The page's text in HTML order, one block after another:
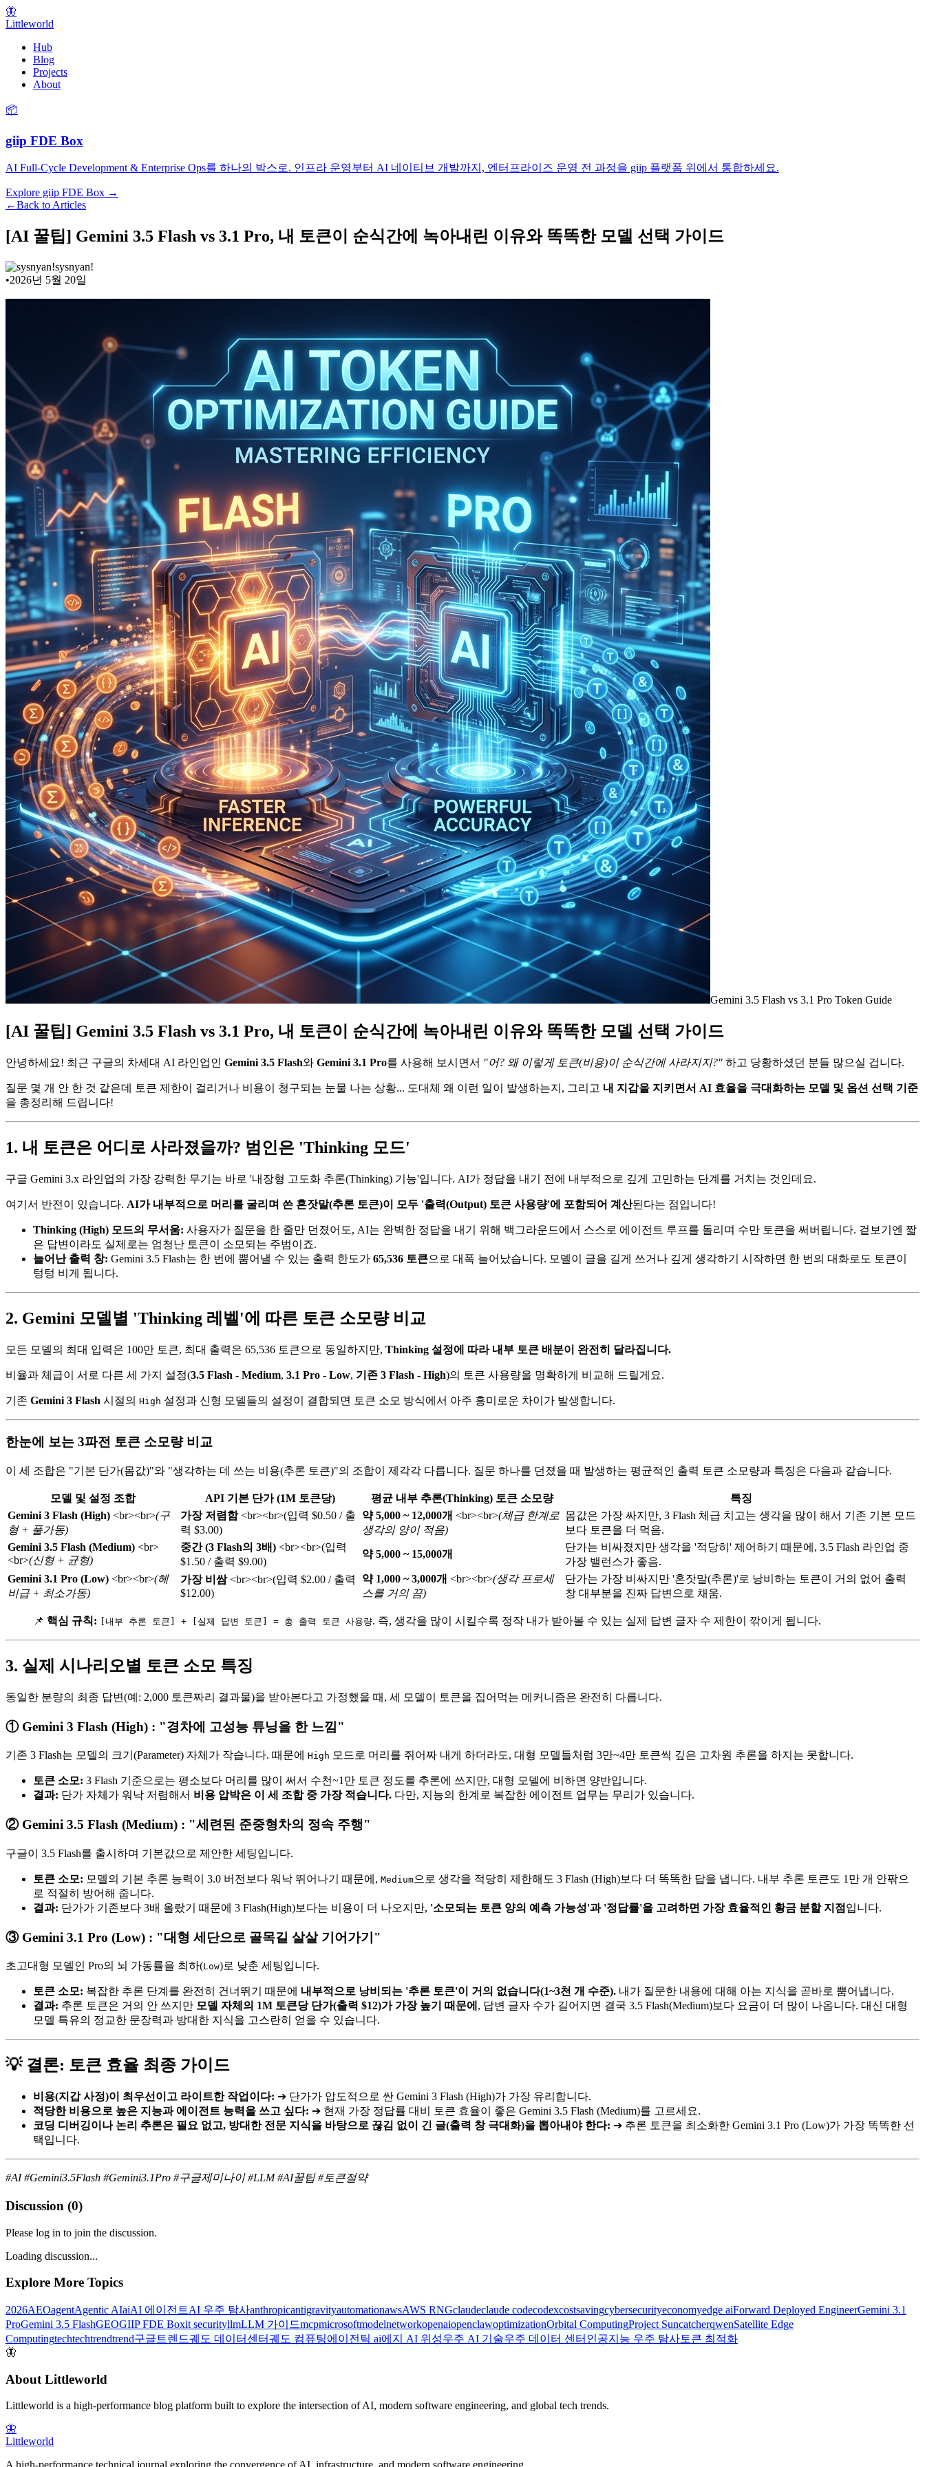
🦋
Littleworld
Hub
Blog
Projects
About
📦
giip FDE Box
AI Full-Cycle Development & Enterprise Ops를 하나의 박스로. 인프라 운영부터 AI 네이티브 개발까지, 엔터프라이즈 운영 전 과정을 giip 플랫폼 위에서 통합하세요.
Explore giip FDE Box →
←Back to Articles
[AI 꿀팁] Gemini 3.5 Flash vs 3.1 Pro, 내 토큰이 순식간에 녹아내린 이유와 똑똑한 모델 선택 가이드
sysnyan!
•2026년 5월 20일
Gemini 3.5 Flash vs 3.1 Pro Token Guide
[AI 꿀팁] Gemini 3.5 Flash vs 3.1 Pro, 내 토큰이 순식간에 녹아내린 이유와 똑똑한 모델 선택 가이드
안녕하세요! 최근 구글의 차세대 AI 라인업인 Gemini 3.5 Flash와 Gemini 3.1 Pro를 사용해 보시면서 "어? 왜 이렇게 토큰(비용)이 순식간에 사라지지?" 하고 당황하셨던 분들 많으실 겁니다.
질문 몇 개 안 한 것 같은데 토큰 제한이 걸리거나 비용이 청구되는 눈물 나는 상황... 도대체 왜 이런 일이 발생하는지, 그리고 내 지갑을 지키면서 AI 효율을 극대화하는 모델 및 옵션 선택 기준
을 총정리해 드립니다!
1. 내 토큰은 어디로 사라졌을까? 범인은 'Thinking 모드'
구글 Gemini 3.x 라인업의 가장 강력한 무기는 바로 '내장형 고도화 추론(Thinking) 기능'입니다. AI가 정답을 내기 전에 내부적으로 깊게 고민하는 단계를 거치는 것인데요.
여기서 반전이 있습니다. AI가 내부적으로 머리를 굴리며 쓴 혼잣말(추론 토큰)이 모두 '출력(Output) 토큰 사용량'에 포함되어 계산된다는 점입니다!
Thinking (High) 모드의 무서움: 사용자가 질문을 한 줄만 던졌어도, AI는 완벽한 정답을 내기 위해 백그라운드에서 스스로 에이전트 루프를 돌리며 수만 토큰을 써버립니다. 겉보기엔 짧
은 답변이라도 실제로는 엄청난 토큰이 소모되는 주범이죠.
늘어난 출력 창: Gemini 3.5 Flash는 한 번에 뿜어낼 수 있는 출력 한도가 65,536 토큰으로 대폭 늘어났습니다. 모델이 글을 길게 쓰거나 깊게 생각하기 시작하면 한 번의 대화로도 토큰이
텅텅 비게 됩니다.
2. Gemini 모델별 'Thinking 레벨'에 따른 토큰 소모량 비교
모든 모델의 최대 입력은 100만 토큰, 최대 출력은 65,536 토큰으로 동일하지만, Thinking 설정에 따라 내부 토큰 배분이 완전히 달라집니다.
비율과 체급이 서로 다른 세 가지 설정(3.5 Flash - Medium, 3.1 Pro - Low, 기존 3 Flash - High)의 토큰 사용량을 명확하게 비교해 드릴게요.
기존 Gemini 3 Flash 시절의 High 설정과 신형 모델들의 설정이 결합되면 토큰 소모 방식에서 아주 흥미로운 차이가 발생합니다.
한눈에 보는 3파전 토큰 소모량 비교
이 세 조합은 "기본 단가(몸값)"와 "생각하는 데 쓰는 비용(추론 토큰)"의 조합이 제각각 다릅니다. 질문 하나를 던졌을 때 발생하는 평균적인 출력 토큰 소모량과 특징은 다음과 같습니다.
모델 및 설정 조합 API 기본 단가 (1M 토큰당) 평균 내부 추론(Thinking) 토큰 소모량
특징
Gemini 3 Flash (High) <br><br>(구
형 + 풀가동)
가장 저렴함 <br><br>(입력 $0.50 / 출
력 $3.00)
약 5,000 ~ 12,000개 <br><br>(체급 한계로
생각의 양이 적음)
몸값은 가장 싸지만, 3 Flash 체급 치고는 생각을 많이 해서 기존 기본 모드
보다 토큰을 더 먹음.
Gemini 3.5 Flash (Medium) <br>
<br>(신형 + 균형)
중간 (3 Flash의 3배) <br><br>(입력
$1.50 / 출력 $9.00)
약 5,000 ~ 15,000개
단가는 비싸졌지만 생각을 '적당히' 제어하기 때문에, 3.5 Flash 라인업 중
가장 밸런스가 좋음.
Gemini 3.1 Pro (Low) <br><br>(헤
비급 + 최소가동)
가장 비쌈 <br><br>(입력 $2.00 / 출력
$12.00)
약 1,000 ~ 3,000개 <br><br>(생각 프로세
스를 거의 끔)
단가는 가장 비싸지만 '혼잣말(추론)'로 낭비하는 토큰이 거의 없어 출력
창 대부분을 진짜 답변으로 채움.
📌 핵심 규칙: [내부 추론 토큰] + [실제 답변 토큰] = 총 출력 토큰 사용량. 즉, 생각을 많이 시킬수록 정작 내가 받아볼 수 있는 실제 답변 글자 수 제한이 깎이게 됩니다.
3. 실제 시나리오별 토큰 소모 특징
동일한 분량의 최종 답변(예: 2,000 토큰짜리 결과물)을 받아본다고 가정했을 때, 세 모델이 토큰을 집어먹는 메커니즘은 완전히 다릅니다.
① Gemini 3 Flash (High) : "경차에 고성능 튜닝을 한 느낌"
기존 3 Flash는 모델의 크기(Parameter) 자체가 작습니다. 때문에 High 모드로 머리를 쥐어짜 내게 하더라도, 대형 모델들처럼 3만~4만 토큰씩 깊은 고차원 추론을 하지는 못합니다.
토큰 소모: 3 Flash 기준으로는 평소보다 머리를 많이 써서 수천~1만 토큰 정도를 추론에 쓰지만, 대형 모델에 비하면 양반입니다.
결과: 단가 자체가 워낙 저렴해서 비용 압박은 이 세 조합 중 가장 적습니다. 다만, 지능의 한계로 복잡한 에이전트 업무는 무리가 있습니다.
② Gemini 3.5 Flash (Medium) : "세련된 준중형차의 정속 주행"
구글이 3.5 Flash를 출시하며 기본값으로 제안한 세팅입니다.
토큰 소모: 모델의 기본 추론 능력이 3.0 버전보다 워낙 뛰어나기 때문에, Medium으로 생각을 적당히 제한해도 3 Flash (High)보다 더 똑똑한 답을 냅니다. 내부 추론 토큰도 1만 개 안팎으
로 적절히 방어해 줍니다.
결과: 단가가 기존보다 3배 올랐기 때문에 3 Flash(High)보다는 비용이 더 나오지만, '소모되는 토큰 양의 예측 가능성'과 '정답률'을 고려하면 가장 효율적인 황금 분할 지점 입니다.
③ Gemini 3.1 Pro (Low) : "대형 세단으로 골목길 살살 기어가기"
초고대형 모델인 Pro의 뇌 가동률을 최하(Low)로 낮춘 세팅입니다.
토큰 소모: 복잡한 추론 단계를 완전히 건너뛰기 때문에 내부적으로 낭비되는 '추론 토큰'이 거의 없습니다(1~3천 개 수준). 내가 질문한 내용에 대해 아는 지식을 곧바로 뿜어냅니다.
결과: 추론 토큰은 거의 안 쓰지만 모델 자체의 1M 토큰당 단가(출력 $12)가 가장 높기 때문에 , 답변 글자 수가 길어지면 결국 3.5 Flash(Medium)보다 요금이 더 많이 나옵니다. 대신 대형
모델 특유의 정교한 문장력과 방대한 지식을 고스란히 얻을 수 있습니다.
💡 결론: 토큰 효율 최종 가이드
비용(지갑 사정)이 최우선이고 라이트한 작업이다: ➔ 단가가 압도적으로 싼 Gemini 3 Flash (High)가 가장 유리합니다.
적당한 비용으로 높은 지능과 에이전트 능력을 쓰고 싶다: ➔ 현재 가장 정답률 대비 토큰 효율이 좋은 Gemini 3.5 Flash (Medium)를 고르세요.
코딩 디버깅이나 논리 추론은 필요 없고, 방대한 전문 지식을 바탕으로 끊김 없이 긴 글(출력 창 극대화)을 뽑아내야 한다: ➔ 추론 토큰을 최소화한 Gemini 3.1 Pro (Low)가 가장 똑똑한 선
택입니다.
#AI #Gemini3.5Flash #Gemini3.1Pro #구글제미나이 #LLM #AI꿀팁 #토큰절약
Discussion (0)
Please log in to join the discussion.
Loading discussion...
Explore More Topics
2026AEOagentAgentic AIaiAI 에이전트AI 우주 탐사anthropicantigravityautomationawsAWS RNGclaudeclaude codecodexcostsavingcybersecurityeconomyedge aiForward Deployed EngineerGemini 3.1
ProGemini 3.5 FlashGEOGIIP FDE Boxit securityllmLLM 가이드mcpmicrosoftmodelnetworkopenaiopenclawoptimizationOrbital ComputingProject SuncatcherqwenSatellite Edge
Computingtechtechtrendtrend구글트렌드궤도 데이터센터궤도 컴퓨팅에이전틱 ai에지 AI 위성우주 AI 기술우주 데이터 센터 인공지능 우주 탐사토큰 최적화
🦋
About Littleworld
Littleworld is a high-performance blog platform built to explore the intersection of AI, modern software engineering, and global tech trends.
🦋
Littleworld